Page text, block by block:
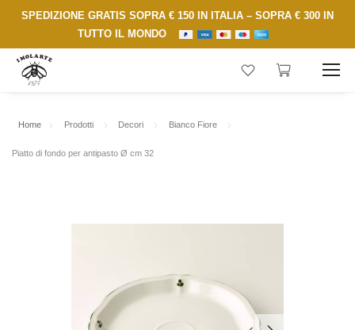
SPEDIZIONE GRATIS SOPRA € 150 IN ITALIA – SOPRA € 300 IN
TUTTO IL MONDO
Home Prodotti Decori Bianco Fiore
Piatto di fondo per antipasto Ø cm 32